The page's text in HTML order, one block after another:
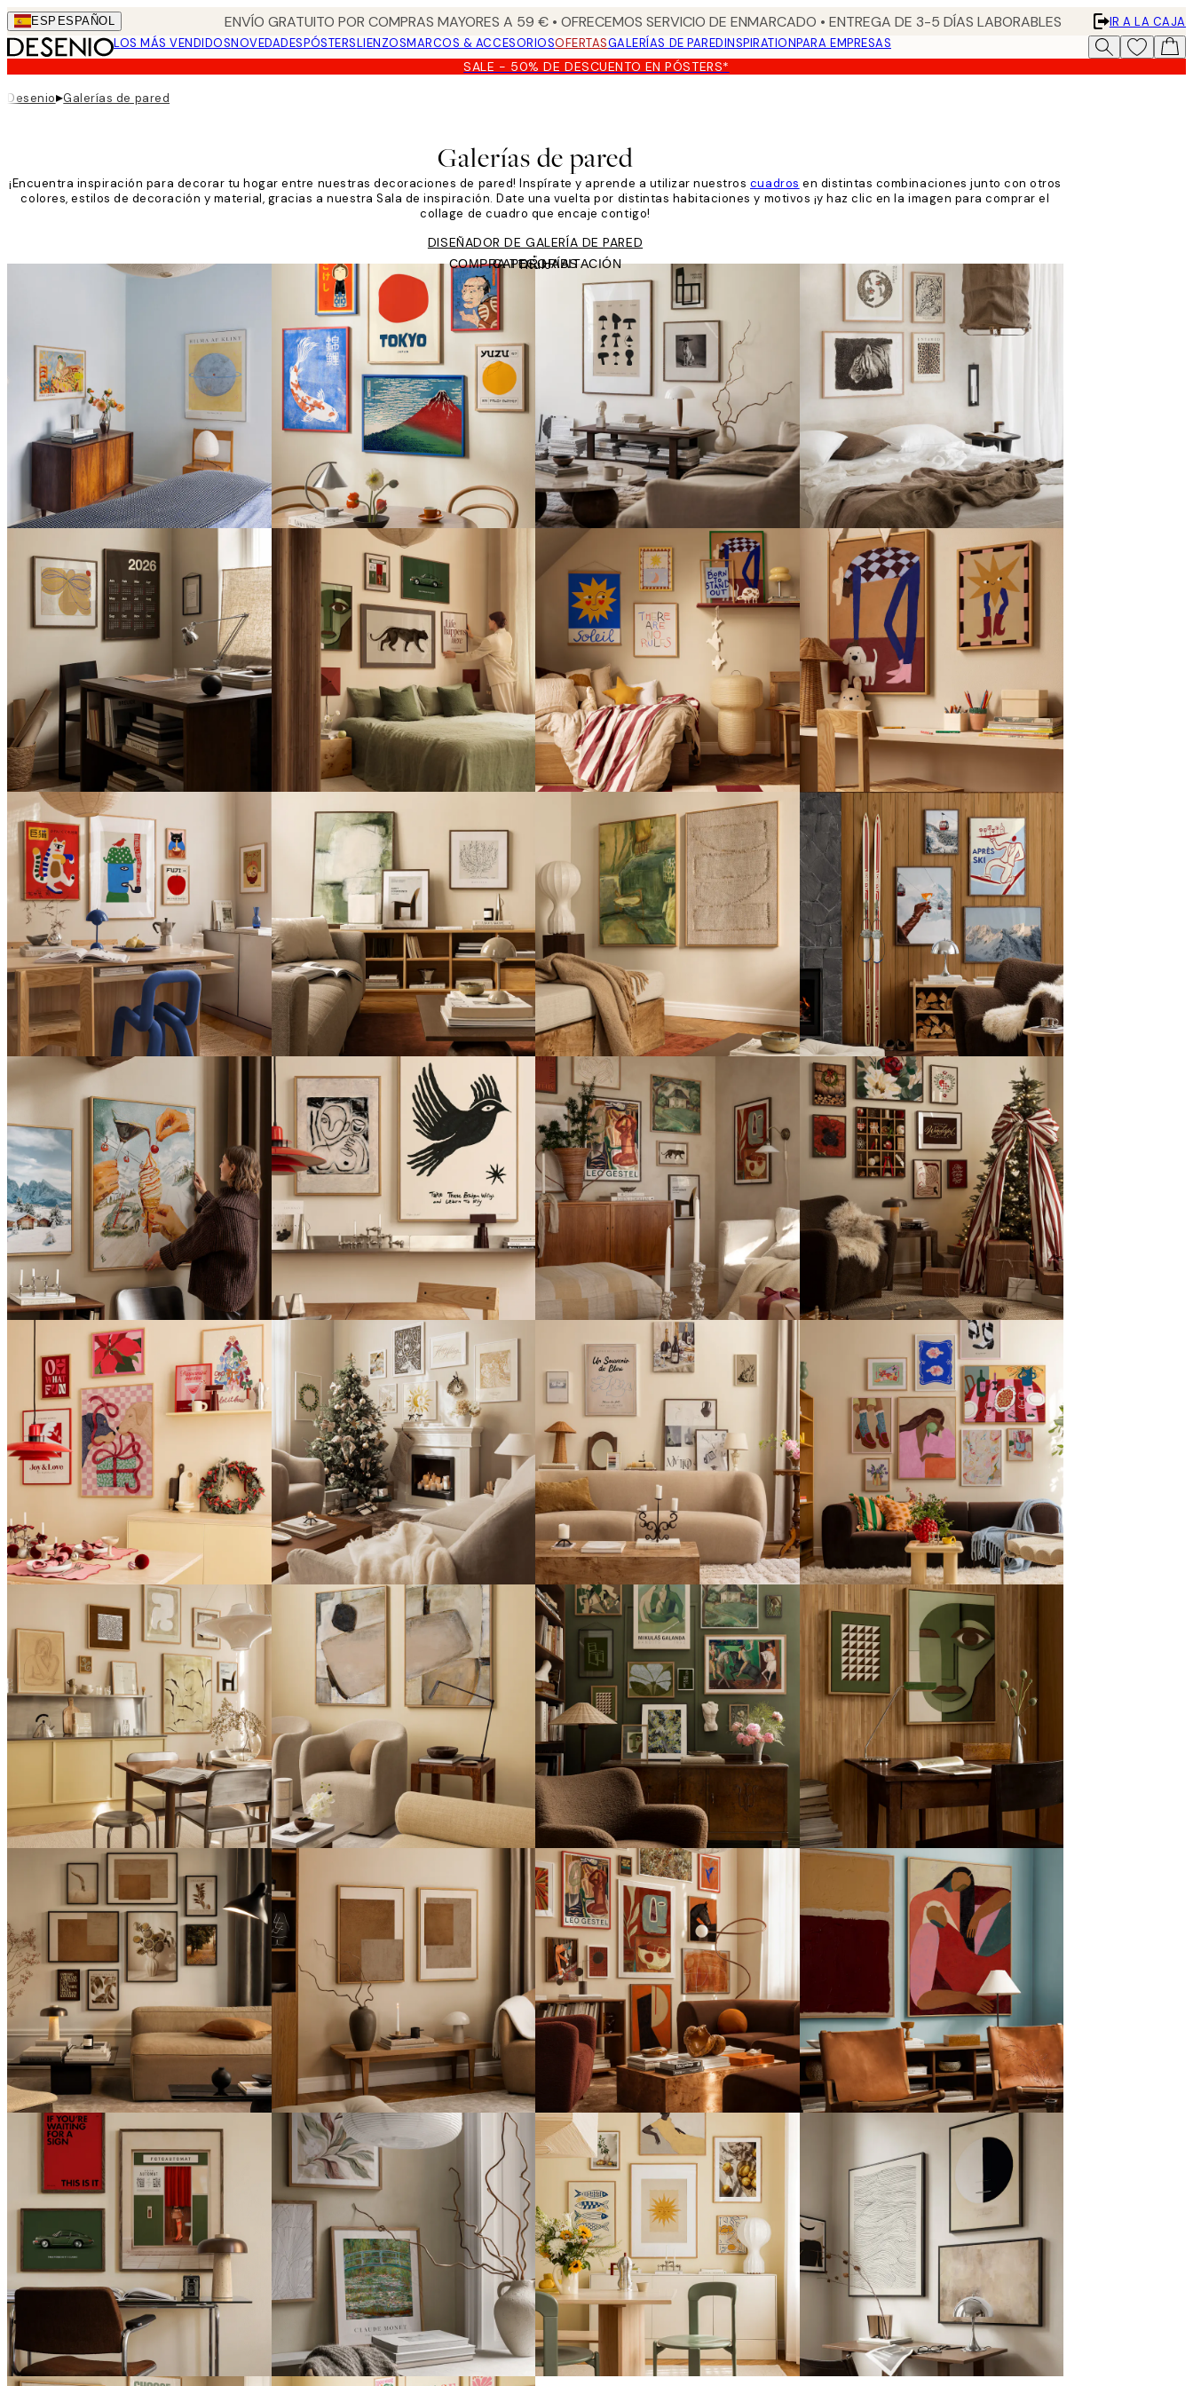
Skip
to
main
content.
ESP ESPAÑOL ENVÍO GRATUITO POR COMPRAS MAYORES A 59 € • OFRECEMOS SERVICIO DE ENMARCADO • ENTREGA DE 3-5 DÍAS LABORABLES
IR A LA CAJA
LOS MÁS VENDIDOSNOVEDADESPÓSTERSLIENZOSMARCOS & ACCESORIOSOFERTASGALERÍAS DE PAREDINSPIRATIONPARA EMPRESAS
SALE - 50% DE DESCUENTO EN PÓSTERS*
Desenio▸Galerías de pared
Galerías de pared
¡Encuentra inspiración para decorar tu hogar entre nuestras decoraciones de pared! Inspírate y aprende a utilizar nuestros cuadros en distintas combinaciones junto con otros
colores, estilos de decoración y material, gracias a nuestra Sala de inspiración. Date una vuelta por distintas habitaciones y motivos ¡y haz clic en la imagen para comprar el
collage de cuadro que encaje contigo!
DISEÑADOR DE GALERÍA DE PARED
CATEGORÍAS
Título
COMPRA POR HABITACIÓN